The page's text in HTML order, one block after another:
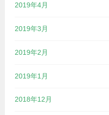
2019年4月
2019年3月
2019年2月
2019年1月
2018年12月